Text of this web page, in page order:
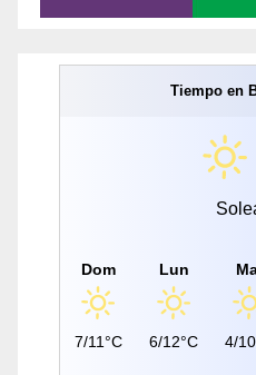
Tiempo en
Dom
7/11°C
Lun
6/12°C 4/